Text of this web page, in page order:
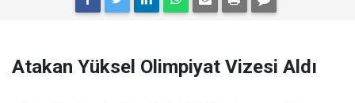
Atakan Yüksel Olimpiyat Vizesi Aldı